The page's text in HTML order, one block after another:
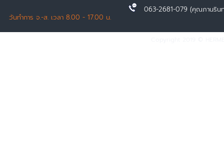
วันทำการ จ.-ส. เวลา 8.00 - 17.00 น.
063-2681-079 (คุณภานริน